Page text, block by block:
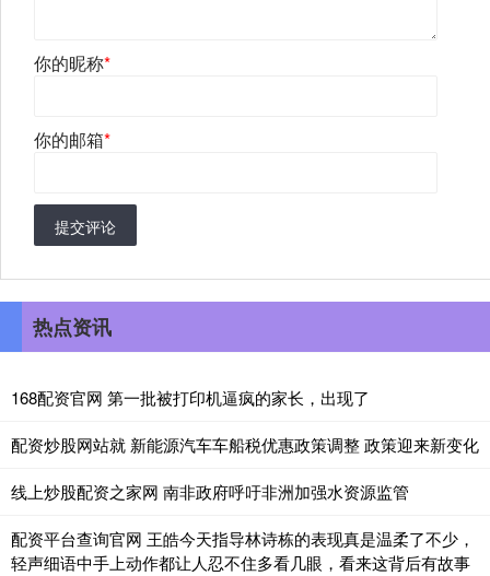
你的昵称*
你的邮箱*
提交评论
热点资讯
168配资官网 第一批被打印机逼疯的家长，出现了
配资炒股网站就 新能源汽车车船税优惠政策调整 政策迎来新变化
线上炒股配资之家网 南非政府呼吁非洲加强水资源监管
配资平台查询官网 王皓今天指导林诗栋的表现真是温柔了不少，
轻声细语中手上动作都让人忍不住多看几眼，看来这背后有故事